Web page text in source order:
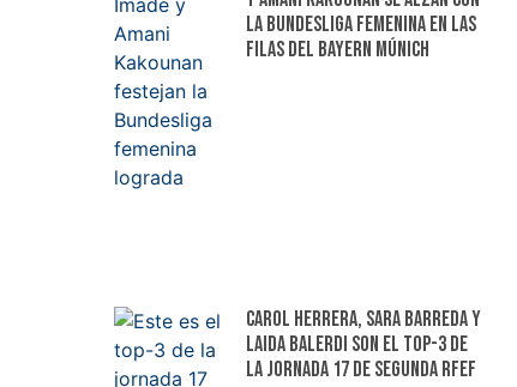
la Bundesliga femenina en las
filas del Bayern Múnich
Carol Herrera, Sara Barreda y
Laida Balerdi son el top-3 de
la jornada 17 de Segunda RFEF